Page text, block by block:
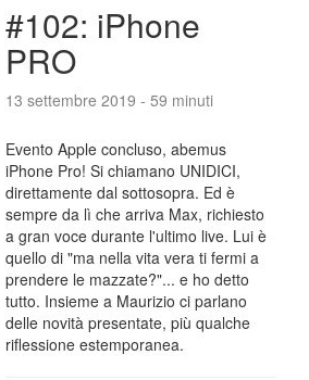
#102: iPhone
PRO
13 settembre 2019 - 59 minuti
Evento Apple concluso, abemus
iPhone Pro! Si chiamano UNIDICI,
direttamente dal sottosopra. Ed è
sempre da lì che arriva Max, richiesto
a gran voce durante l'ultimo live. Lui è
quello di "ma nella vita vera ti fermi a
prendere le mazzate?"... e ho detto
tutto. Insieme a Maurizio ci parlano
delle novità presentate, più qualche
riflessione estemporanea.